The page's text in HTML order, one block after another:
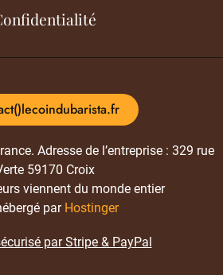
Adresse de l’entreprise : 329 rue
59170 Croix
viennent du monde entier
par Hostinger
par Stripe & PayPal